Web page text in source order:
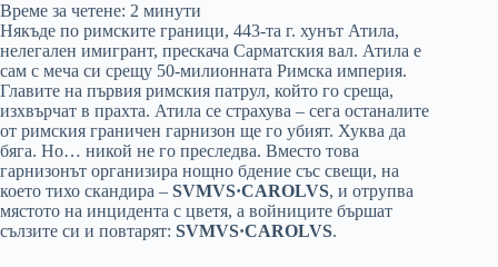
Време за четене: 2 минути
Някъде по римските граници, 443-та г. хунът Атила,
нелегален имигрант, прескача Сарматския вал. Атила е
сам с меча си срещу 50-милионната Римска империя.
Главите на първия римския патрул, който го среща,
изхвърчат в прахта. Атила се страхува – сега останалите
от римския граничен гарнизон ще го убият. Хуква да
бяга. Но… никой не го преследва. Вместо това
гарнизонът организира нощно бдение със свещи, на
което тихо скандира – SVMVS·CAROLVS, и отрупва
мястото на инцидента с цветя, а войниците бършат
сълзите си и повтарят: SVMVS·CAROLVS.